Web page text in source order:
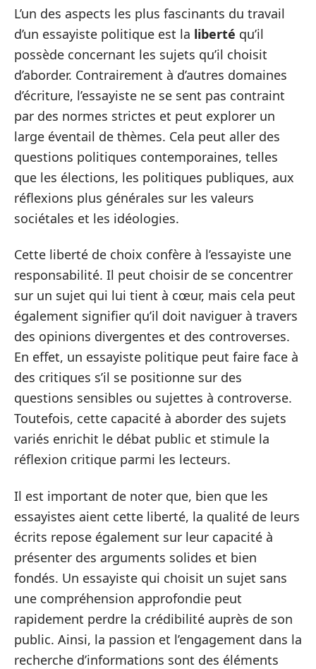
L’un des aspects les plus fascinants du travail
d’un essayiste politique est la liberté qu’il
possède concernant les sujets qu’il choisit
d’aborder. Contrairement à d’autres domaines
d’écriture, l’essayiste ne se sent pas contraint
par des normes strictes et peut explorer un
large éventail de thèmes. Cela peut aller des
questions politiques contemporaines, telles
que les élections, les politiques publiques, aux
réflexions plus générales sur les valeurs
sociétales et les idéologies.
Cette liberté de choix confère à l’essayiste une
responsabilité. Il peut choisir de se concentrer
sur un sujet qui lui tient à cœur, mais cela peut
également signifier qu’il doit naviguer à travers
des opinions divergentes et des controverses.
En effet, un essayiste politique peut faire face à
des critiques s’il se positionne sur des
questions sensibles ou sujettes à controverse.
Toutefois, cette capacité à aborder des sujets
variés enrichit le débat public et stimule la
réflexion critique parmi les lecteurs.
Il est important de noter que, bien que les
essayistes aient cette liberté, la qualité de leurs
écrits repose également sur leur capacité à
présenter des arguments solides et bien
fondés. Un essayiste qui choisit un sujet sans
une compréhension approfondie peut
rapidement perdre la crédibilité auprès de son
public. Ainsi, la passion et l’engagement dans la
recherche d’informations sont des éléments